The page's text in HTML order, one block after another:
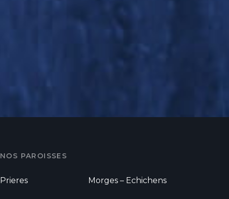
NOS PAROISSES
Prieres Morges – Echichens